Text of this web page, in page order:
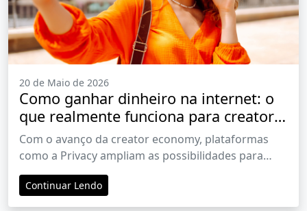
20 de Maio de 2026
Como ganhar dinheiro na internet: o
que realmente funciona para creators
hoje
Com o avanço da creator economy, plataformas
como a Privacy ampliam as possibilidades para
quem deseja transformar presença digital em
fonte de renda.
Continuar Lendo